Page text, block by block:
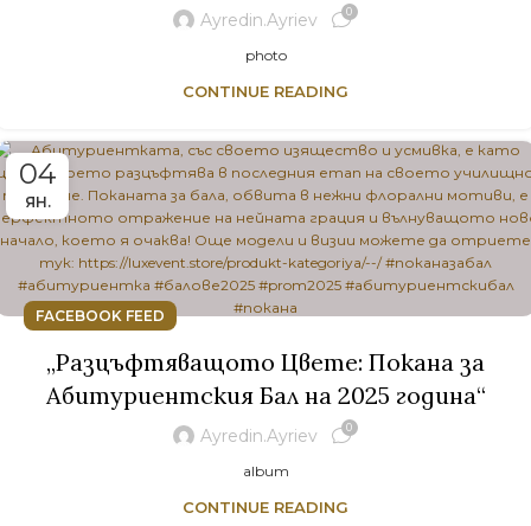
Ayredin.ayriev 0
photo
CONTINUE READING
04
ЯН.
FACEBOOK FEED
„Разцъфтяващото Цвете: Покана за
Абитуриентския Бал на 2025 година“
Ayredin.ayriev 0
album
CONTINUE READING